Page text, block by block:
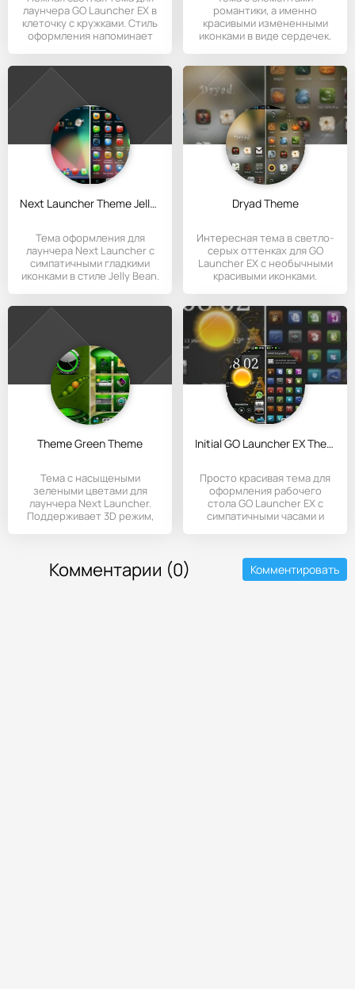
лаунчера GO Launcher EX в
клеточку с кружками. Стиль
оформления напоминает
романтики, а именно
красивыми измененными
иконками в виде сердечек.
Next Launcher Theme Jelly Bean
Тема оформления для
лаунчера Next Launcher с
симпатичными гладкими
иконками в стиле Jelly Bean.
Dryad Theme
Интересная тема в светло-
серых оттенках для GO
Launcher EX с необычными
красивыми иконками.
Theme Green Theme
Тема с насыщеными
зелеными цветами для
лаунчера Next Launcher.
Поддерживает 3D режим,
Initial GO Launcher EX Theme
Просто красивая тема для
оформления рабочего
стола GO Launcher EX с
симпатичными часами и
Комментарии (0) Комментировать